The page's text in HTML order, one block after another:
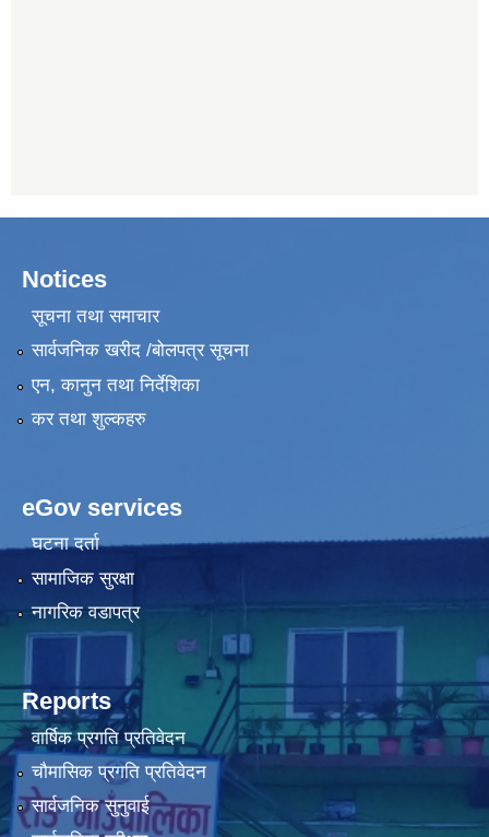
Notices
सूचना तथा समाचार
सार्वजनिक खरीद /बोलपत्र सूचना
एन, कानुन तथा निर्देशिका
कर तथा शुल्कहरु
eGov services
घटना दर्ता
सामाजिक सुरक्षा
नागरिक वडापत्र
Reports
वार्षिक प्रगति प्रतिवेदन
चौमासिक प्रगति प्रतिवेदन
सार्वजनिक सुनुवाई